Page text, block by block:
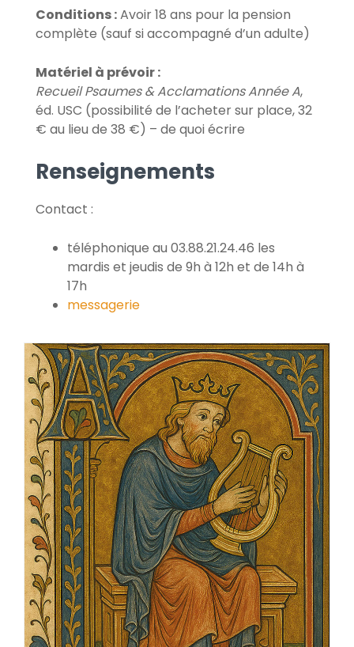
Conditions :Avoir 18 ans pour la pension
complète (sauf si accompagné d’un adulte)
Matériel à prévoir :
Recueil Psaumes & Acclamations Année A,
éd. USC (possibilité de l’acheter sur place, 32
€ au lieu de 38 €) – de quoi écrire
Renseignements
Contact :
téléphonique au 03.88.21.24.46 les
mardis et jeudis de 9h à 12h et de 14h à
17h
messagerie